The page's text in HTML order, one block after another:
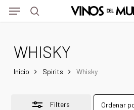
Skip
to
content
search
Menu
WHISKY
Inicio Spirits Whisky
Filters
Menu